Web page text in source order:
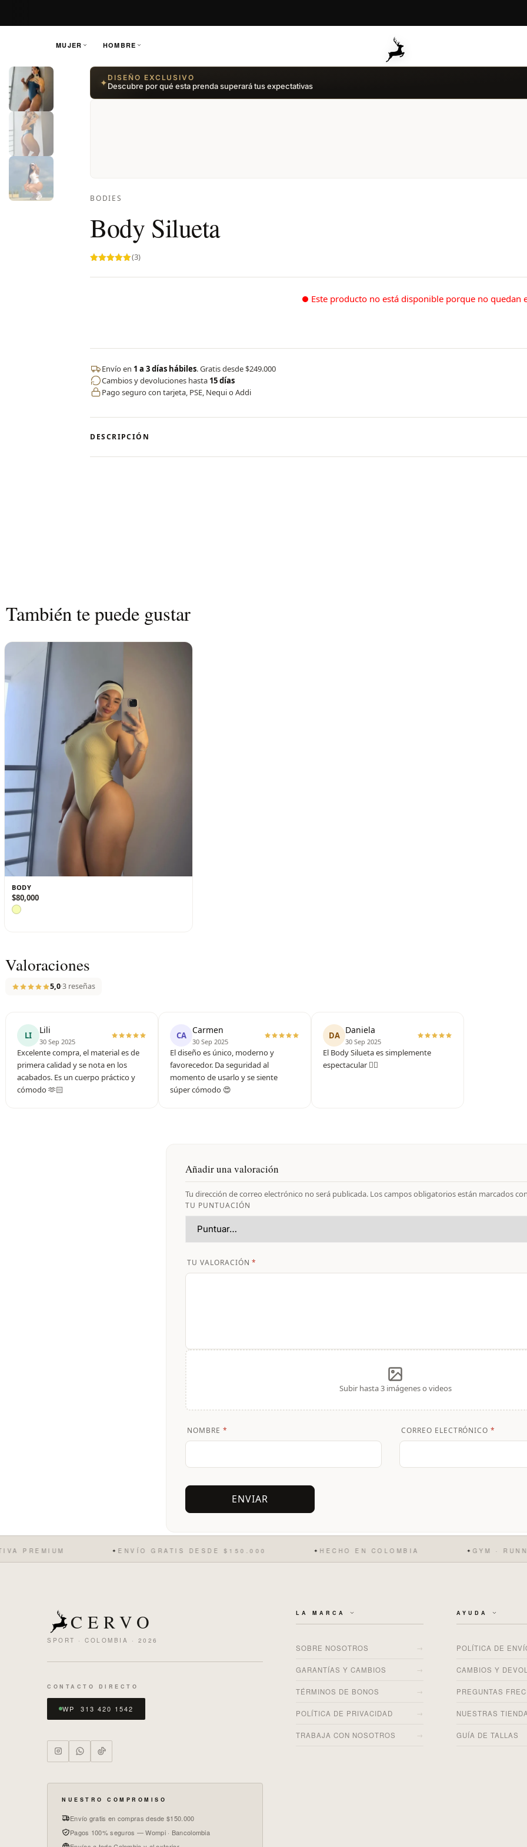
MUJER HOMBRE
Saltar
contenido
✦ DISEÑO EXCLUSIVO
Descubre por qué esta prenda superará tus expectativas
BODIES
Body Silueta
5.00de 5
(3)
Este producto no está disponible porque no quedan
Envío en 1 a 3 días hábiles. Gratis desde $249.000
Cambios y devoluciones hasta 15 días
Pago seguro con tarjeta, PSE, Nequi o Addi
DESCRIPCIÓN
✔️ Ajuste ceñido que moldea y estiliza la figura.
✔️ Diseño versátil que se adapta a diferentes estilos y ocasiones.
Un body femenino, elegante y funcional, pensado para mujeres seguras de sí
mismas que buscan una prenda que eleve su outfit con actitud y confianza. ✨🔥
También te puede gustar
BODY
$80,000
Valoraciones
5,0·3 reseñas
LI Lili
30 Sep 2025
Excelente compra, el material es de
primera calidad y se nota en los
acabados. Es un cuerpo práctico y
cómodo 🫶🏻
CA Carmen
30 Sep 2025
El diseño es único, moderno y
favorecedor. Da seguridad al
momento de usarlo y se siente
súper cómodo 😍
DA Daniela
30 Sep 2025
El Body Silueta es simplemente
espectacular 👌🏻
Añadir una valoración
Tu dirección de correo electrónico no será publicada. Los campos obligatorios están marcados
TU PUNTUACIÓN
TU VALORACIÓN*
Subir hasta 3 imágenes o videos
NOMBRE * CORREO ELECTRÓNICO*
ENVÍO GRATIS DESDE $150.000 HECHO EN COLOMBIA GYM · RUNNING
CERVO
SPORT · COLOMBIA · 2026
CONTACTO DIRECTO
WP 313 420 1542
NUESTRO COMPROMISO
Envío gratis en compras desde $150.000
Pagos 100% seguros — Wompi · Bancolombia
LA MARCA
SOBRE NOSOTROS →
GARANTÍAS Y CAMBIOS →
TÉRMINOS DE BONOS →
POLÍTICA DE PRIVACIDAD →
TRABAJA CON NOSOTROS →
AYUDA
POLÍTICA DE
CAMBIOS Y
PREGUNTAS
NUESTRAS
GUÍA DE TALLAS